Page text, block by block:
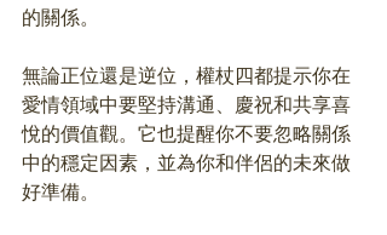
的關係。
無論正位還是逆位，權杖四都提示你在
愛情領域中要堅持溝通、慶祝和共享喜
悅的價值觀。它也提醒你不要忽略關係
中的穩定因素，並為你和伴侶的未來做
好準備。